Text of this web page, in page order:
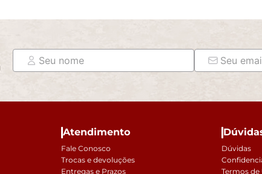
Atendimento
Fale Conosco
Trocas e devoluções
Entregas e Prazos
Dúvidas
Termos de